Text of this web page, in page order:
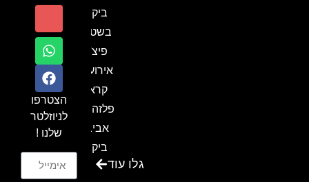
ביקור
בשטח-
פיצ'ר
אירועים
קראון
פלזה תל
אביב-
ביקור
בכנסגלו עוד
הצטרפו
לניוזלטר
שלנו !